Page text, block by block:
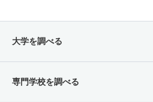
大学を調べる
専門学校を調べる